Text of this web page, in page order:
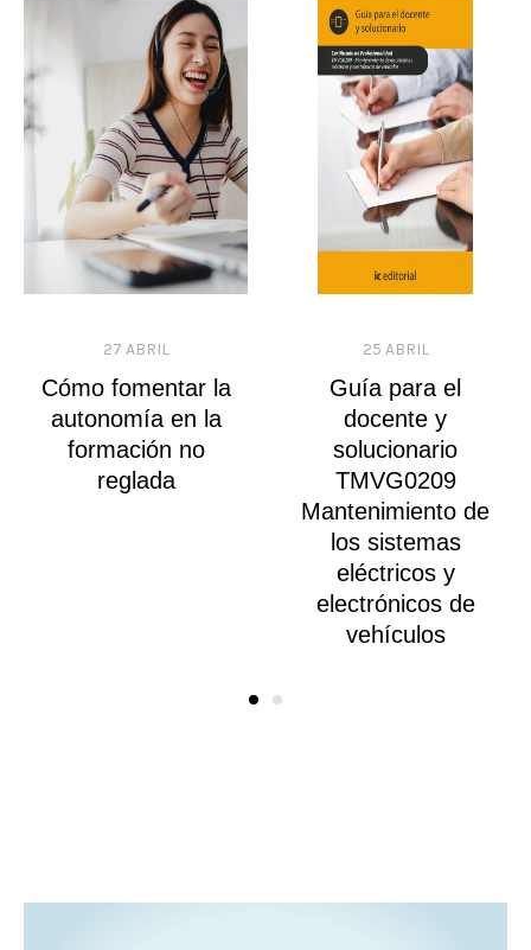
27 ABRIL
Cómo fomentar la
autonomía en la
formación no
reglada
25 ABRIL
Guía para el
docente y
solucionario
TMVG0209
Mantenimiento de
los sistemas
eléctricos y
electrónicos de
vehículos